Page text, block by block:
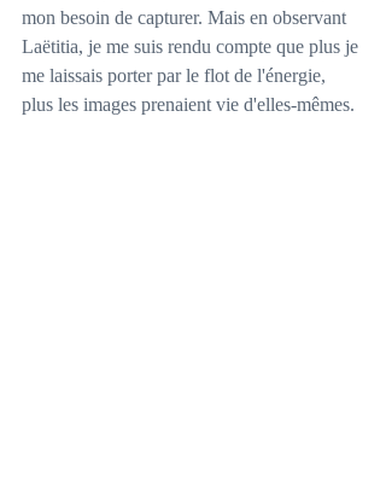
mon besoin de capturer. Mais en observant
Laëtitia, je me suis rendu compte que plus je
me laissais porter par le flot de l'énergie,
plus les images prenaient vie d'elles-mêmes.